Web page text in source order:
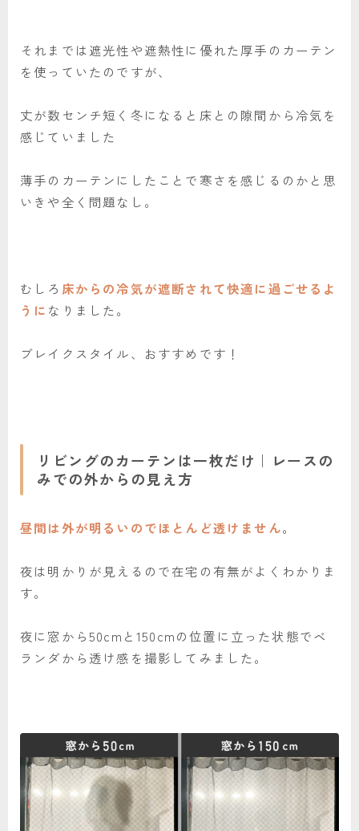
それまでは遮光性や遮熱性に優れた厚手のカーテン
を使っていたのですが、
丈が数センチ短く冬になると床との隙間から冷気を
感じていました
薄手のカーテンにしたことで寒さを感じるのかと思
いきや全く問題なし。
むしろ 床からの冷気が遮断されて快適に過ごせるよ
うに なりました。
ブレイクスタイル、おすすめです！
リビングのカーテンは一枚だけ｜レースの
みでの外からの見え方
昼間は外が明るいのでほとんど透けません。
夜は明かりが見えるので在宅の有無がよくわかりま
す。
夜に窓から50cmと150cmの位置に立った状態でベ
ランダから透け感を撮影してみました。